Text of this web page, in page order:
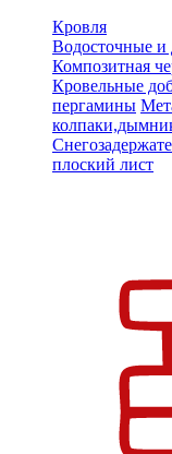
Кровля
Водосточные
Композитная
Кровельные
пергамины
плоский лист